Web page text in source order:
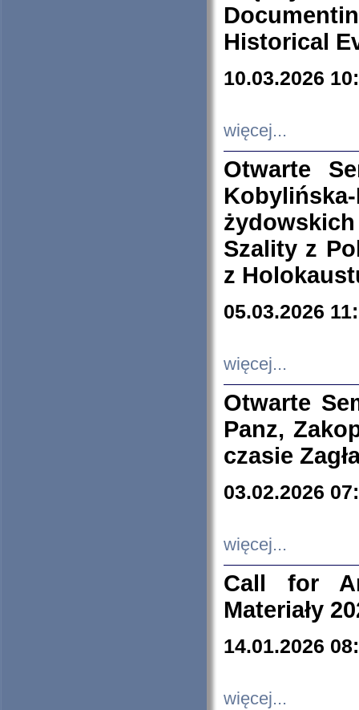
Historical
10.03.2026
więcej...
Otwarte
Szality z
z
05.03.2026
więcej...
Otwarte
Panz,
czasie
03.02.2026
więcej...
Call for
Materiały
14.01.2026
więcej...